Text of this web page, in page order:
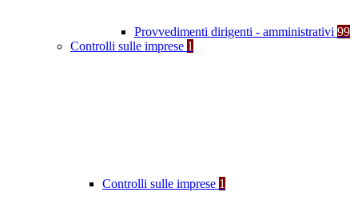
Provvedimenti dirigenti - amministrativi 99
Controlli sulle imprese 1
Controlli sulle imprese 1